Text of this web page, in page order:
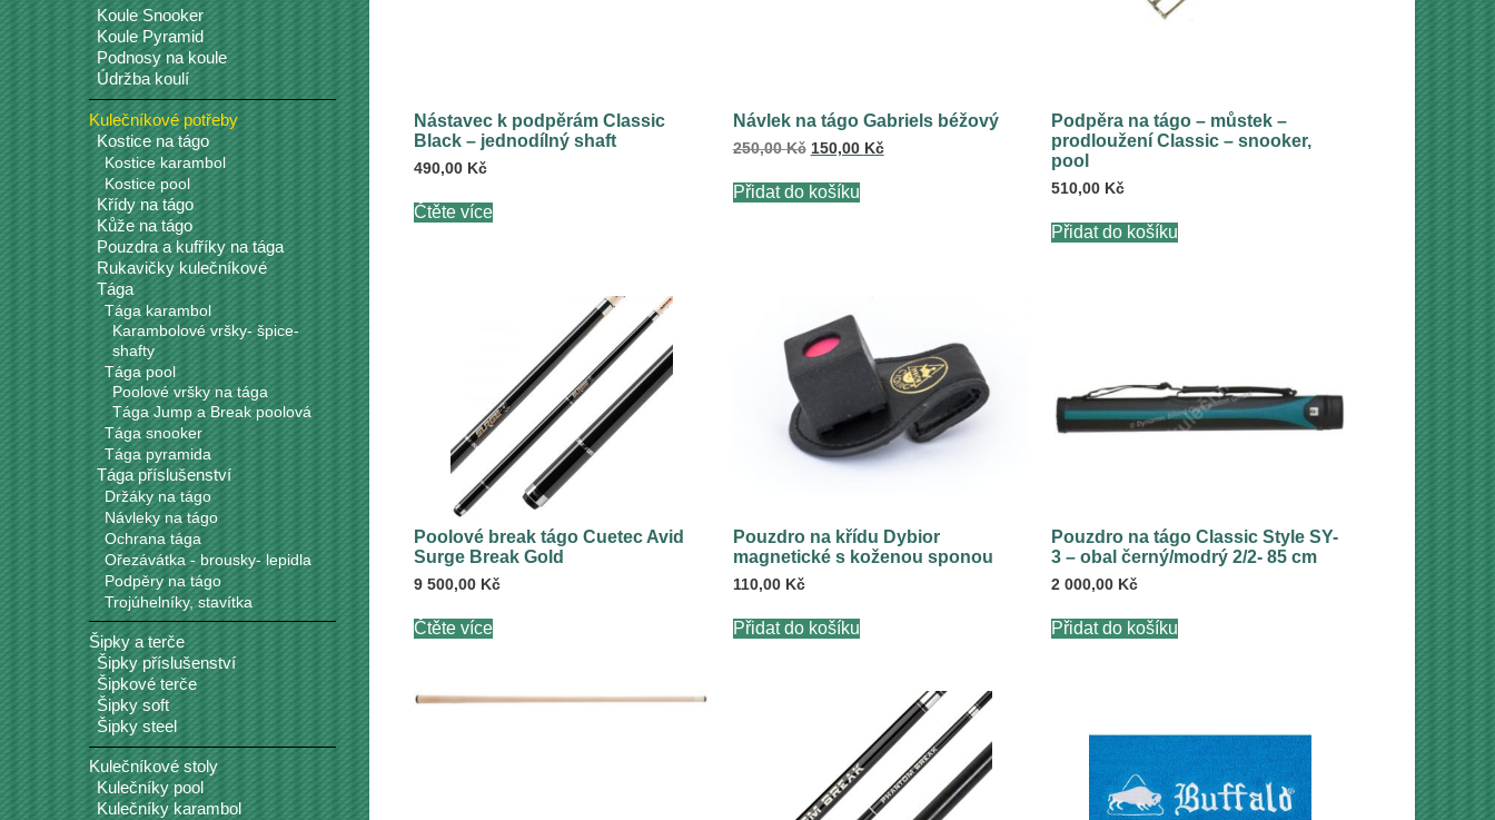
Nástavec k podpěrám Classic
Black – jednodílný shaft
490,00 Kč
Čtěte více
Návlek na tágo Gabriels béžový
250,00Kč Původní
byla:
250,00 Kč.
150,00 KčAktuální
Přidat do košíku
Podpěra na tágo – můstek –
prodloužení Classic – snooker,
pool
510,00 Kč
Přidat do košíku
Poolové break tágo Cuetec Avid
Surge Break Gold
9 500,00 Kč
Čtěte více
Pouzdro na křídu Dybior
magnetické s koženou sponou
110,00 Kč
Přidat do košíku
Pouzdro na tágo Classic Style SY-
3 – obal černý/modrý 2/2- 85 cm
2 000,00 Kč
Přidat do košíku
Koule Snooker
Koule Pyramid
Podnosy na koule
Údržba koulí
Kulečníkové potřeby
Kostice na tágo
Kostice karambol
Kostice pool
Křídy na tágo
Kůže na tágo
Pouzdra a kufříky na tága
Rukavičky kulečníkové
Tága
Tága karambol
Karambolové vršky- špice-
shafty
Tága pool
Poolové vršky na tága
Tága Jump a Break poolová
Tága snooker
Tága pyramida
Tága příslušenství
Držáky na tágo
Návleky na tágo
Ochrana tága
Ořezávátka - brousky- lepidla
Podpěry na tágo
Trojúhelníky, stavítka
Šipky a terče
Šipky příslušenství
Šipkové terče
Šipky soft
Šipky steel
Kulečníkové stoly
Kulečníky pool
Kulečníky karambol